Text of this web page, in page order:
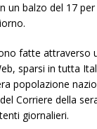
un balzo del 17
fatte attraverso
sparsi in tutta
popolazione
Corriere della
giornalieri.